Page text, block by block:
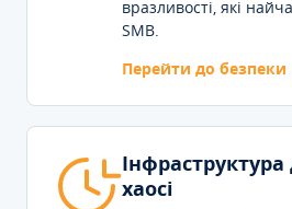
вразливості, які
SMB.
Перейти до безпеки
Інфраструктура
хаосі